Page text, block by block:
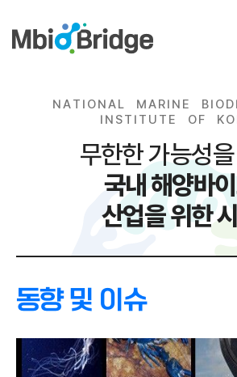
NA T I O NA L MA R I N E B I O D I
I N S T I T U T E O F K O
무한한 가능성
국내 해양바
산업을 위한
동향 및 이슈